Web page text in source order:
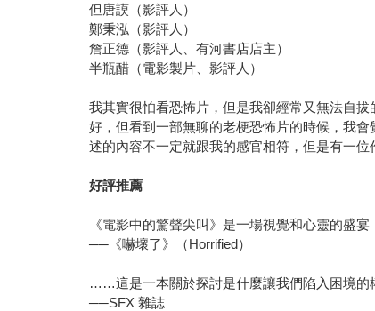
但唐謨（影評人）
鄭秉泓（影評人）
詹正德（影評人、有河書店店主）
半瓶醋（電影製片、影評人）
我其實很怕看恐怖片，但是我卻經常又無法自
好，但看到一部無聊的老梗恐怖片的時候，我
述的內容不一定就跟我的感官相符，但是有一
好評推薦
《電影中的驚聲尖叫》是一場視覺和心靈的盛
──《嚇壞了》（Horrified）
……這是一本關於探討是什麼讓我們陷入困境的
──SFX 雜誌